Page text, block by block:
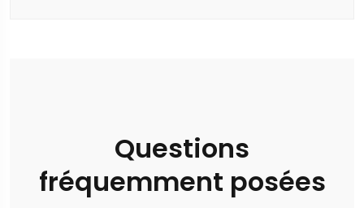
Questions
fréquemment posées